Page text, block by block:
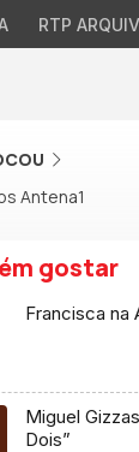
RTP
Antena1
gostar
Francisca na
Miguel
Dois”